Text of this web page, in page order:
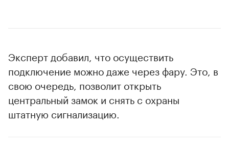
Эксперт добавил, что осуществить
подключение можно даже через фару. Это, в
свою очередь, позволит открыть
центральный замок и снять с охраны
штатную сигнализацию.